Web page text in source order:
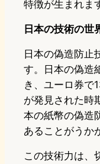
特徴が生まれま
日本の技術の世
日本の偽造防止
す。日本の偽造
き、ユーロ券で
が発見された時
本の紙幣の偽造
あることがうか
この技術力は、